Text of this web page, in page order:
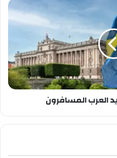
العرب المسافرون